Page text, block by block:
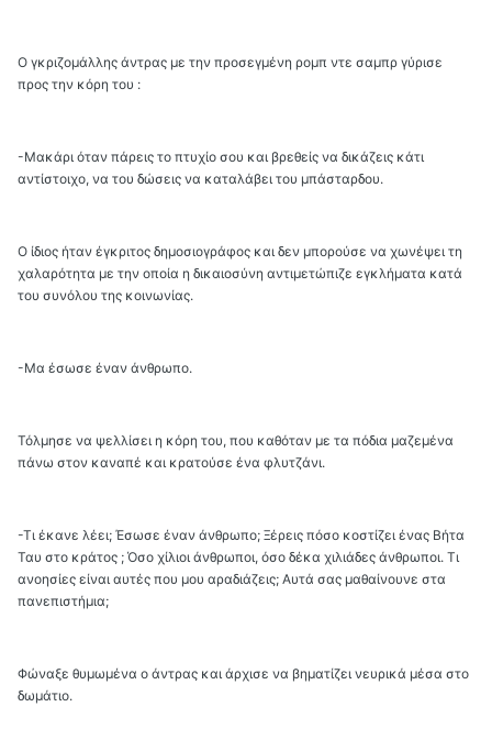
Ο γκριζομάλλης άντρας με την προσεγμένη ρομπ ντε σαμπρ γύρισε
προς την κόρη του :
-Μακάρι όταν πάρεις το πτυχίο σου και βρεθείς να δικάζεις κάτι
αντίστοιχο, να του δώσεις να καταλάβει του μπάσταρδου.
Ο ίδιος ήταν έγκριτος δημοσιογράφος και δεν μπορούσε να χωνέψει τη
χαλαρότητα με την οποία η δικαιοσύνη αντιμετώπιζε εγκλήματα κατά
του συνόλου της κοινωνίας.
-Μα έσωσε έναν άνθρωπο.
Τόλμησε να ψελλίσει η κόρη του, που καθόταν με τα πόδια μαζεμένα
πάνω στον καναπέ και κρατούσε ένα φλυτζάνι.
-Τι έκανε λέει; Έσωσε έναν άνθρωπο; Ξέρεις πόσο κοστίζει ένας Βήτα
Ταυ στο κράτος ; Όσο χίλιοι άνθρωποι, όσο δέκα χιλιάδες άνθρωποι. Τι
ανοησίες είναι αυτές που μου αραδιάζεις; Αυτά σας μαθαίνουνε στα
πανεπιστήμια;
Φώναξε θυμωμένα ο άντρας και άρχισε να βηματίζει νευρικά μέσα στο
δωμάτιο.